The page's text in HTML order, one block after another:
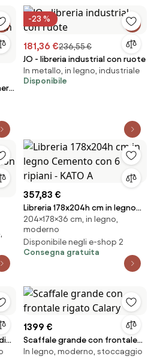
-23 %
181,36 €236,55 €
JO - libreria industrial con ruote
In metallo, in legno, industriale
Disponibile
e
357,83 €
Libreria 178x204h cm in legno
Cemento con 6 ripiani - KATO A
204×178×36 cm, in legno,
moderno
Disponibile negli e-shop 2
Consegna gratuita
1399 €
Scaffale grande con frontale
rigato Calary
In legno, moderno, stoccaggio